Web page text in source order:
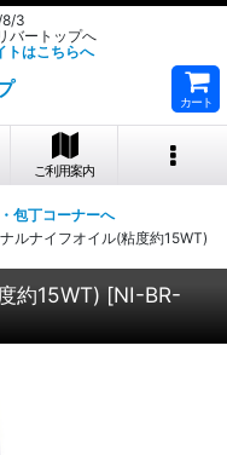
8/3
バートップへ
トはこちらへ
カート
ご利用案内
包丁コーナーへ
ルナイフオイル(粘度約15WT)
約15WT) [NI-BR-